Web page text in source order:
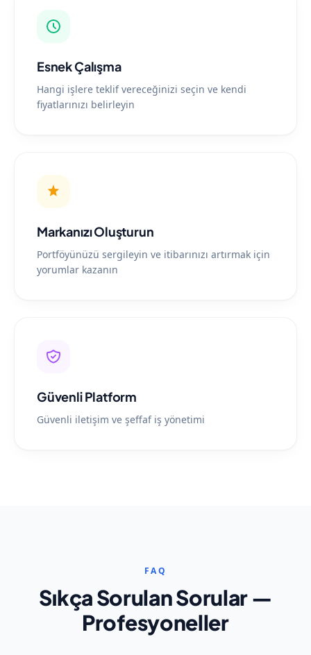
Esnek Çalışma
Hangi işlere teklif vereceğinizi seçin ve kendi
fiyatlarınızı belirleyin
Markanızı Oluşturun
Portföyünüzü sergileyin ve itibarınızı artırmak için
yorumlar kazanın
Güvenli Platform
Güvenli iletişim ve şeffaf iş yönetimi
FAQ
Sıkça Sorulan Sorular —
Profesyoneller